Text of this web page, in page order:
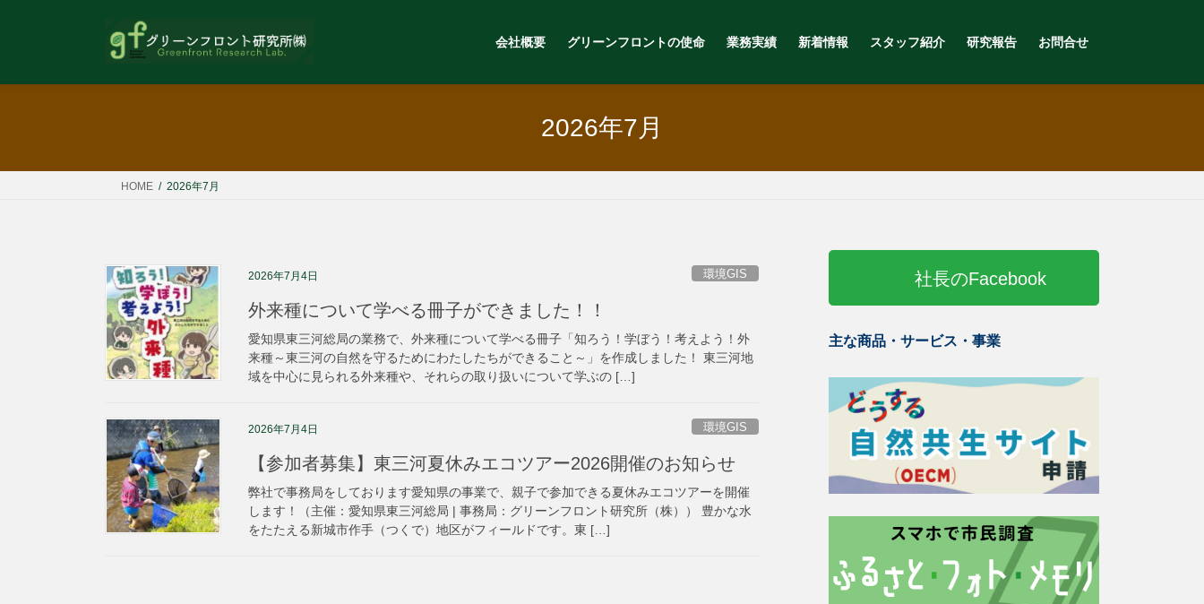
会社概要 グリーンフロントの使命 業務実績 新着情報 スタッフ紹介 研究報告 お問合せ
2026年7月
HOME 2026年7月
2026年7月4日 環境GIS
外来種について学べる冊子ができました！！
愛知県東三河総局の業務で、外来種について学べる冊子「知ろう！学ぼう！考えよう！外
来種～東三河の自然を守るためにわたしたちができること～」を作成しました！ 東三河地
域を中心に見られる外来種や、それらの取り扱いについて学ぶの […]
2026年7月4日 環境GIS
【参加者募集】東三河夏休みエコツアー2026開催のお知らせ
弊社で事務局をしております愛知県の事業で、親子で参加できる夏休みエコツアーを開催
します！（主催：愛知県東三河総局 | 事務局：グリーンフロント研究所（株）） 豊かな水
をたたえる新城市作手（つくで）地区がフィールドです。東 […]
社長のFacebook
主な商品・サービス・事業